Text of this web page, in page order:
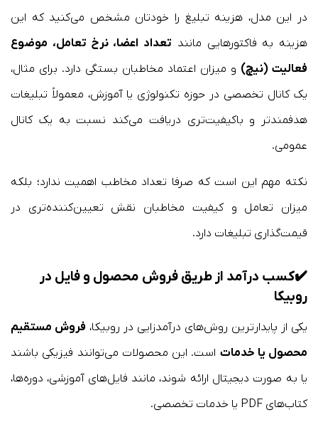
در این مدل، هزینه تبلیغ را خودتان مشخص می‌کنید که این
هزینه به فاکتورهایی مانند تعداد اعضا، نرخ تعامل، موضوع
فعالیت (نیچ) و میزان اعتماد مخاطبان بستگی دارد. برای مثال،
یک کانال تخصصی در حوزه تکنولوژی یا آموزش، معمولاً تبلیغات
هدفمندتر و باکیفیت‌تری دریافت می‌کند نسبت به یک کانال
عمومی.
نکته مهم این است که صرفا تعداد مخاطب اهمیت ندارد؛ بلکه
میزان تعامل و کیفیت مخاطبان نقش تعیین‌کننده‌تری در
قیمت‌گذاری تبلیغات دارد.
✔️کسب درآمد از طریق فروش محصول و فایل در
روبیکا
یکی از پایدارترین روش‌های درآمدزایی در روبیکا، فروش مستقیم
محصول یا خدمات است. این محصولات می‌توانند فیزیکی باشند
یا به صورت دیجیتال ارائه شوند، مانند فایل‌های آموزشی، دوره‌ها،
کتاب‌های PDF یا خدمات تخصصی.